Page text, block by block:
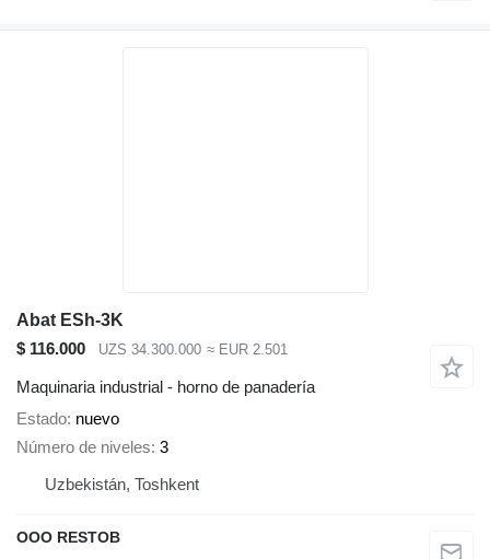
Abat ESh-3K
$ 116.000
UZS 34.300.000 ≈ EUR 2.501
Maquinaria industrial - horno de panadería
Estado nuevo
Número de niveles 3
Uzbekistán, Toshkent
OOO RESTOB